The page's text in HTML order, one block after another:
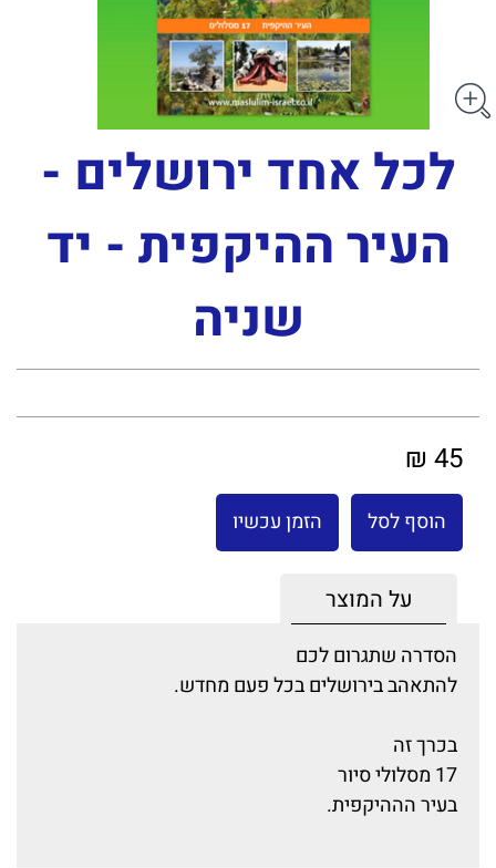
לכל אחד ירושלים -
העיר ההיקפית - יד
שניה
45 ₪
הוסף לסל הזמן עכשיו
על המוצר
הסדרה שתגרום לכם
להתאהב בירושלים בכל פעם מחדש.
בכרך זה
17 מסלולי סיור
בעיר הההיקפית.